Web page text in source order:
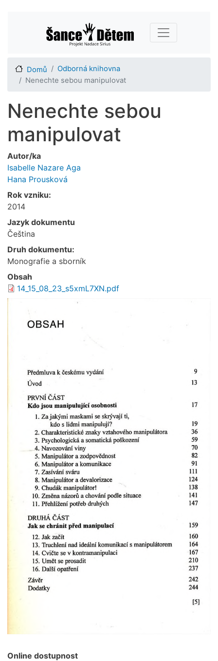
hlavnímu
obsahu
Main navigation
Domů
Odborná knihovna
Nenechte sebou manipulovat
Nenechte sebou
manipulovat
Autor/ka
Isabelle Nazare Aga
Hana Prousková
Rok vzniku:
2014
Jazyk dokumentu
Čeština
Druh dokumentu:
Monografie a sborník
Obsah
14_15_08_23_s5xmL7XN.pdf
Online dostupnost